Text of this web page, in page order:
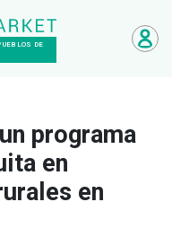
DE
programa
en
en